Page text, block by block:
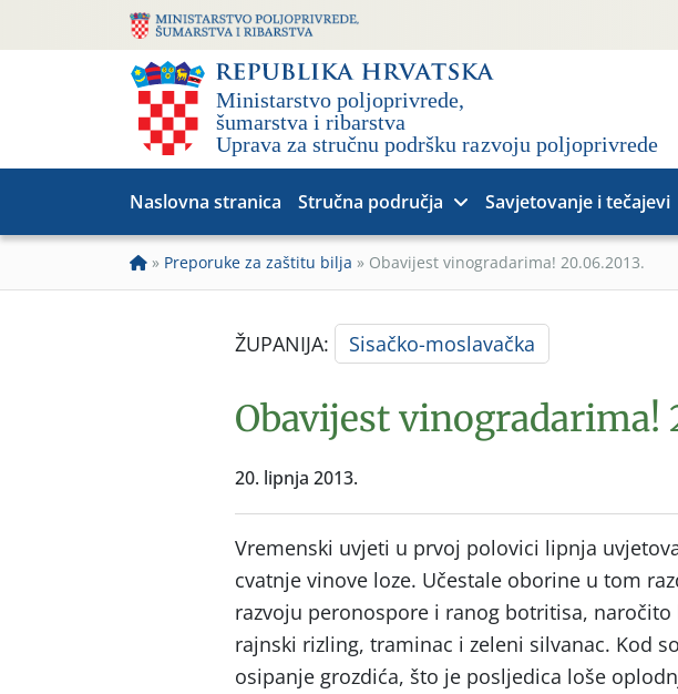
Naslovna stranica Stručna područja Savjetovanje i tečajevi
» Preporuke za zaštitu bilja » Obavijest vinogradarima! 20.06.2013.
ŽUPANIJA: Sisačko-moslavačka
Obavijest vinogradarima!
20. lipnja 2013.
Vremenski uvjeti u prvoj polovici lipnja
cvatnje vinove loze. Učestale oborine u tom
razvoju peronospore i ranog botritisa,
rajnski rizling, traminac i zeleni silvanac. Kod
osipanje grozdića, što je posljedica loše